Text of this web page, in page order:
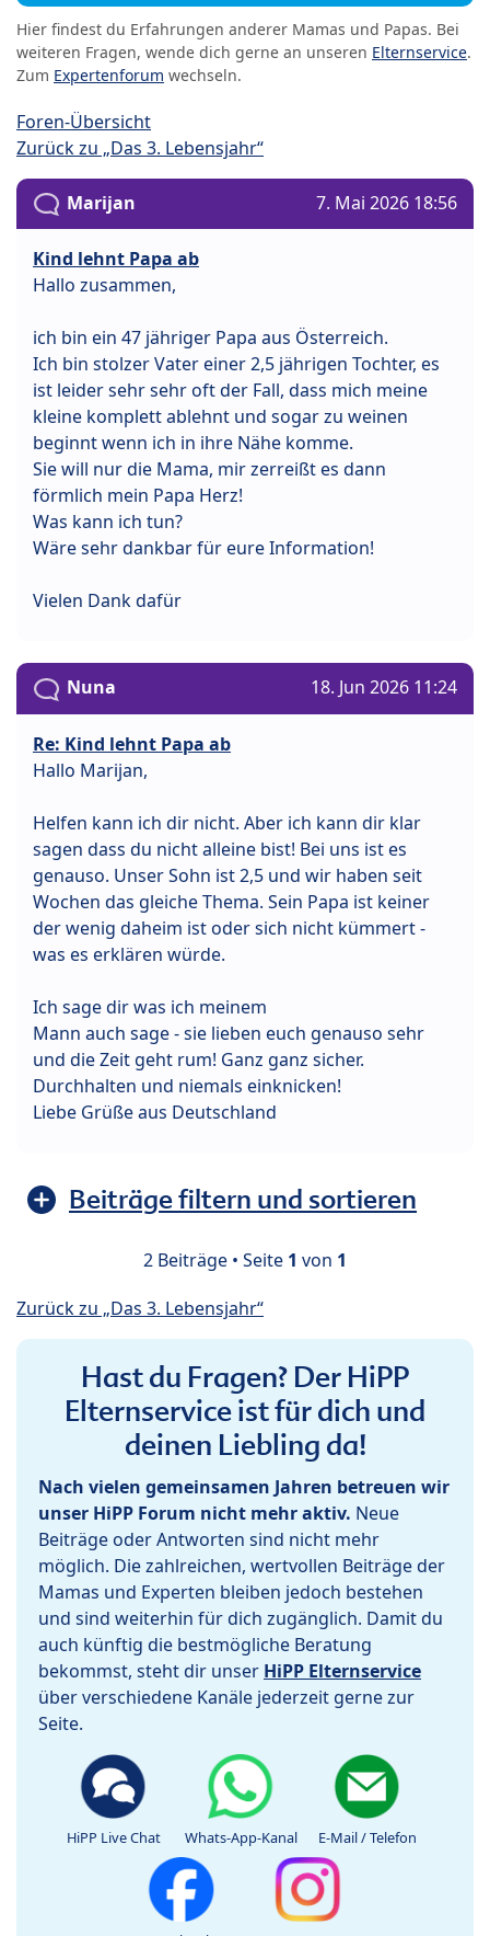
Hier findest du Erfahrungen anderer Mamas und Papas. Bei
weiteren Fragen, wende dich gerne an unseren Elternservice.
Zum Expertenforum wechseln.
Foren-Übersicht
Zurück zu „Das 3. Lebensjahr“
Marijan 7. Mai 2026 18:56
Kind lehnt Papa ab
Hallo zusammen,
ich bin ein 47 jähriger Papa aus Österreich.
Ich bin stolzer Vater einer 2,5 jährigen Tochter, es
ist leider sehr sehr oft der Fall, dass mich meine
kleine komplett ablehnt und sogar zu weinen
beginnt wenn ich in ihre Nähe komme.
Sie will nur die Mama, mir zerreißt es dann
förmlich mein Papa Herz!
Was kann ich tun?
Wäre sehr dankbar für eure Information!
Vielen Dank dafür
Nuna 18. Jun 2026 11:24
Re: Kind lehnt Papa ab
Hallo Marijan,
Helfen kann ich dir nicht. Aber ich kann dir klar
sagen dass du nicht alleine bist! Bei uns ist es
genauso. Unser Sohn ist 2,5 und wir haben seit
Wochen das gleiche Thema. Sein Papa ist keiner
der wenig daheim ist oder sich nicht kümmert -
was es erklären würde.
Ich sage dir was ich meinem
Mann auch sage - sie lieben euch genauso sehr
und die Zeit geht rum! Ganz ganz sicher.
Durchhalten und niemals einknicken!
Liebe Grüße aus Deutschland
Beiträge filtern und sortieren
2 Beiträge • Seite 1 von 1
Zurück zu „Das 3. Lebensjahr“
Hast du Fragen? Der HiPP
Elternservice ist für dich und
deinen Liebling da!
Nach vielen gemeinsamen Jahren betreuen wir
unser HiPP Forum nicht mehr aktiv. Neue
Beiträge oder Antworten sind nicht mehr
möglich. Die zahlreichen, wertvollen Beiträge der
Mamas und Experten bleiben jedoch bestehen
und sind weiterhin für dich zugänglich. Damit du
auch künftig die bestmögliche Beratung
bekommst, steht dir unser HiPP Elternservice
über verschiedene Kanäle jederzeit gerne zur
Seite.
HiPP Live Chat Whats-App-Kanal E-Mail / Telefon